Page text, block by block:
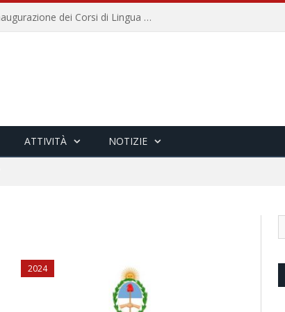
Università per Stranieri di Siena – Inaugurazione dei Corsi di Lingua e Cultura Italiana, 109a annata
ATTIVITÀ NOTIZIE
2024